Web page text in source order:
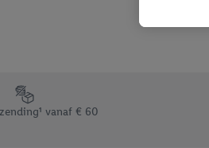
met de verschillende USPs van Lidl.be
vanaf € 60
u
niet te
Onder
Door op